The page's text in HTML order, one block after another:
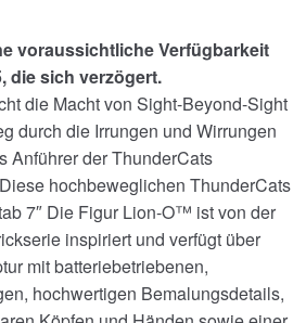
voraussichtliche Verfügbarkeit
die sich verzögert.
die Macht von Sight-Beyond-Sight
durch die Irrungen und Wirrungen
Anführer der ThunderCats
hochbeweglichen ThunderCats
7″ Die Figur Lion-O™ ist von der
inspiriert und verfügt über
mit batteriebetriebenen,
hochwertigen Bemalungsdetails,